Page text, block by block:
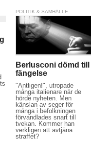
POLITIK & SAMHÄLLE
Berlusconi dömd till
fängelse
"Äntligen!", utropade
många italienare när de
hörde nyheten. Men
känslan av seger för
många i befolkningen
förvandlades snart till
tvekan. Kommer han
verkligen att avtjäna
straffet?